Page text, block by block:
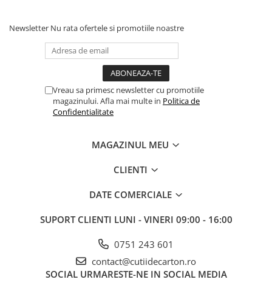
Newsletter Nu rata ofertele si promotiile noastre
Vreau sa primesc newsletter cu promotiile
magazinului. Afla mai multe in Politica de
Confidentialitate
MAGAZINUL MEU
CLIENTI
DATE COMERCIALE
SUPORT CLIENTI LUNI - VINERI 09:00 - 16:00
0751 243 601
contact@cutiidecarton.ro
SOCIAL URMARESTE-NE IN SOCIAL MEDIA